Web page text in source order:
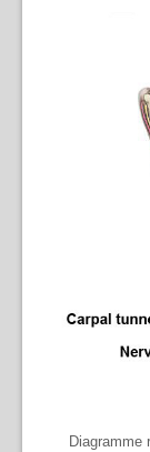
Diagramme